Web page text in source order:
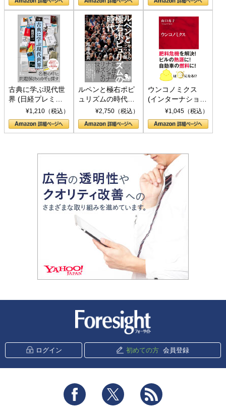
書)
古典に学ぶ現代世
界 (日経プレミア
シリーズ)¥1,210（税込）
ルペンと極右ポピ
ュリズムの時代：
〈ヤヌス〉の二つ
の顔
¥2,750（税込）
ウンコノミクス
(インターナショナ
ル新書)¥1,045（税込）
ログイン 初めての方 会員登録
Facebook Twitter